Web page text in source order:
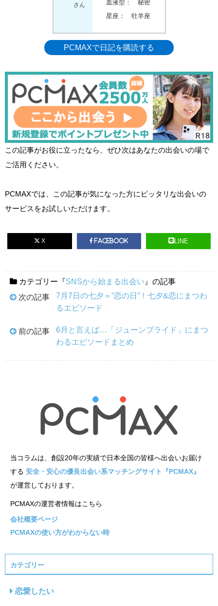
さん 血液型：
秘密
星座：
牡羊座
PCMAXで日記を購読する
この記事がお役に立ったなら、ぜひ次はあなたの出会いの場で
ご活用ください。
PCMAXでは、この記事が気になった方にピッタリな出会いの
サービスをお試しいただけます。
X Facebook LINE
カテゴリー『SNSから始まる出会い 』の記事
次の記事
7月7日の七夕＝”恋の日”！七夕&恋にまつわ
るエピソード
前の記事
6月と言えば…「ジューンブライド」にまつ
わるエピソードまとめ
当コラムは、創設20年の実績で日本全国の皆様へ出会いお届け
する 安全・安心の優良出会い系マッチングサイト『PCMAX』
が運営しております。
PCMAXの運営者情報はこちら
会社概要ページ
PCMAXの使い方がわからない時
カテゴリー
恋愛したい